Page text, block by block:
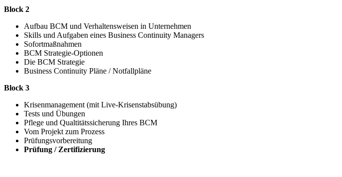
Block 2
Aufbau BCM und Verhaltensweisen in Unternehmen
Skills und Aufgaben eines Business Continuity Managers
Sofortmaßnahmen
BCM Strategie-Optionen
Die BCM Strategie
Business Continuity Pläne / Notfallpläne
Block 3
Krisenmanagement (mit Live-Krisenstabsübung)
Tests und Übungen
Pflege und Qualtitätssicherung Ihres BCM
Vom Projekt zum Prozess
Prüfungsvorbereitung
Prüfung / Zertifizierung